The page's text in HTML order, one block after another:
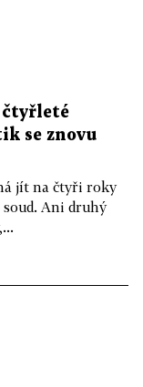
čtyřleté
se znovu
jít na čtyři roky
Ani druhý